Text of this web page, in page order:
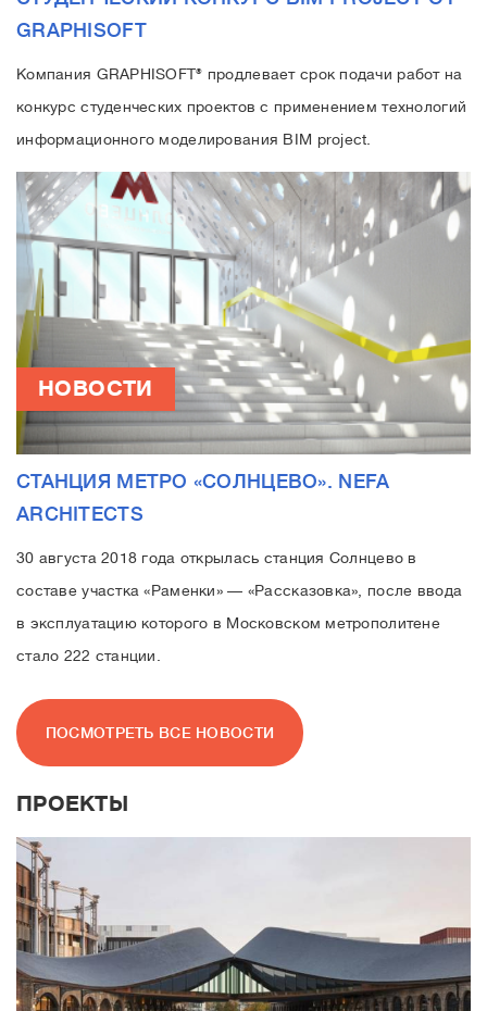
GRAPHISOFT
Компания GRAPHISOFT® продлевает срок подачи работ на
конкурс студенческих проектов с применением технологий
информационного моделирования BIM project.
НОВОСТИ
СТАНЦИЯ МЕТРО «СОЛНЦЕВО». NEFA
ARCHITECTS
30 августа 2018 года открылась cтанция Солнцево в
составе участка «Раменки» — «Рассказовка», после ввода
в эксплуатацию которого в Московском метрополитене
стало 222 станции.
ПОСМОТРЕТЬ ВСЕ НОВОСТИ
ПРОЕКТЫ